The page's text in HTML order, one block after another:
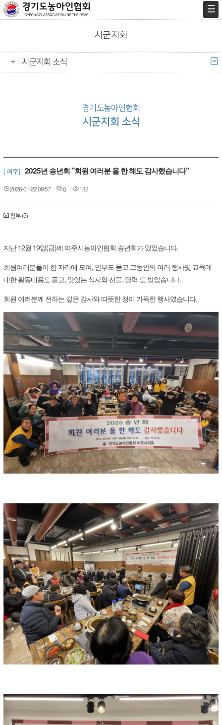
시군지회
시군지회 소식
경기도농아인협회
시군지회 소식
[ 여주] 2025년 송년회 "회원 여러분 올 한 해도 감사했습니다"
2026-01-22 09:57 0 132
첨부 (5)
지난 12월 19일(금)에 여주시농아인협회 송년회가 있었습니다.
회원여러분들이 한 자리에 모여, 안부도 묻고 그동안의 여러 행사및 교육에
대한 활동내용도 듣고, 맛있는 식사와 선물, 달력 도 받았습니다.
회원 여러분께 전하는 깊은 감사와 따뜻한 정이 가득한 행사였습니다.